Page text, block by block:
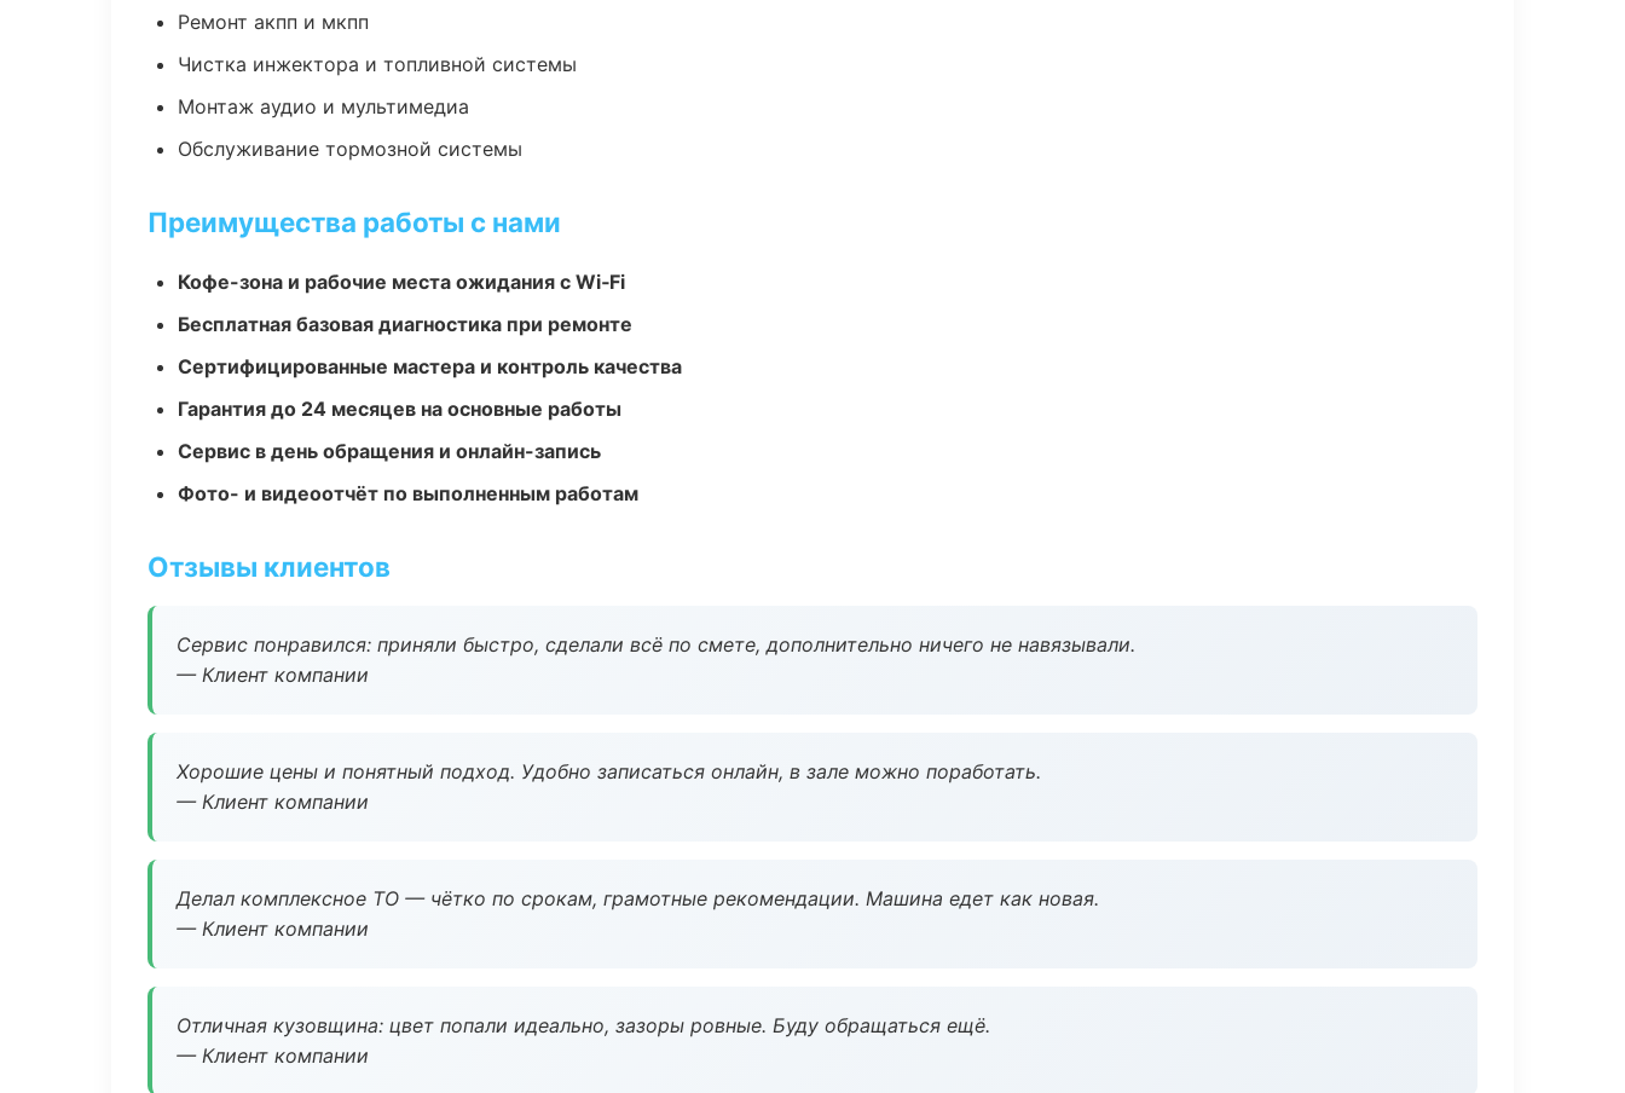
Ремонт акпп и мкпп
Чистка инжектора и топливной системы
Монтаж аудио и мультимедиа
Обслуживание тормозной системы
Преимущества работы с нами
Кофе-зона и рабочие места ожидания с Wi‑Fi
Бесплатная базовая диагностика при ремонте
Сертифицированные мастера и контроль качества
Гарантия до 24 месяцев на основные работы
Сервис в день обращения и онлайн-запись
Фото- и видеоотчёт по выполненным работам
Отзывы клиентов
Сервис понравился: приняли быстро, сделали всё по смете, дополнительно ничего не навязывали.
— Клиент компании
Хорошие цены и понятный подход. Удобно записаться онлайн, в зале можно поработать.
— Клиент компании
Делал комплексное ТО — чётко по срокам, грамотные рекомендации. Машина едет как новая.
— Клиент компании
Отличная кузовщина: цвет попали идеально, зазоры ровные. Буду обращаться ещё.
— Клиент компании